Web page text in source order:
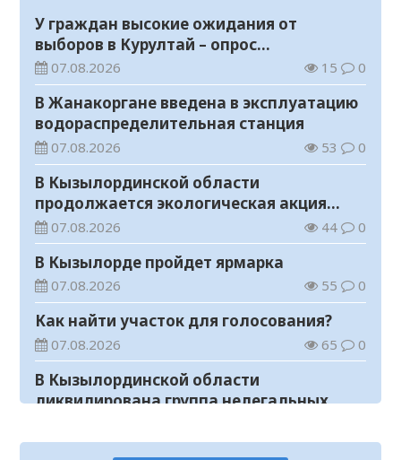
У граждан высокие ожидания от
выборов в Курултай – опрос
общественного мнения
07.08.2026 15 0
В Жанакоргане введена в эксплуатацию
водораспределительная станция
07.08.2026 53 0
В Кызылординской области
продолжается экологическая акция
«Таза Қазақстан»
07.08.2026 44 0
В Кызылорде пройдет ярмарка
07.08.2026 55 0
Как найти участок для голосования?
07.08.2026 65 0
В Кызылординской области
ликвидирована группа нелегальных